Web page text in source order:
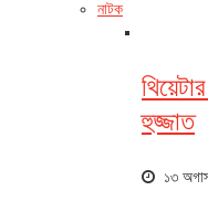
নাটক
হুজ্জাত
১৩